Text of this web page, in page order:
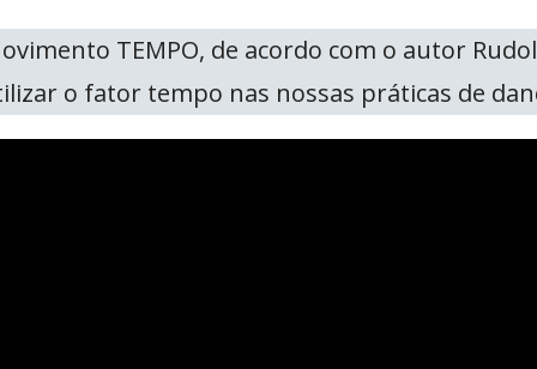
TEMPO, de acordo com o autor
o fator tempo nas nossas práticas de